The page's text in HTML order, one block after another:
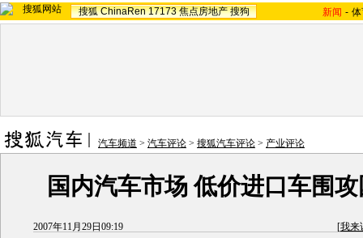
搜狐 ChinaRen 17173 焦点房地产 搜狗 新闻 -
汽车频道 > 汽车评论 > 搜狐汽车评论 > 产业评论
国内汽车市场 低价进口车围
2007年11月29日09:19 [我来